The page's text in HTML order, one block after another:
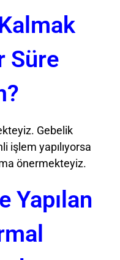
Süre
Gebelik
işlem yapılıyorsa
önermekteyiz.
Yapılan